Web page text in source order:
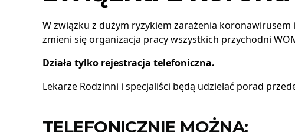
W związku z dużym ryzykiem zarażenia
zmieni się organizacja pracy wszystkich przychodni
Działa tylko rejestracja telefoniczna.
Lekarze Rodzinni i specjaliści będą udzielać porad
TELEFONICZNIE MOŻNA: